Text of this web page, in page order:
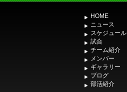
HOME
ニュース
スケジュール
試合
チーム紹介
メンバー
ギャラリー
ブログ
部活紹介